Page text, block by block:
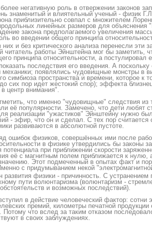
негативную роль в отвержении законов
знаменитый и влиятельный ученый - физик
приблизительно совпал с множителем
линейных размеров для объяснения
закона предполагаемого увеличения
во введении общего принципа
них и без критического анализа перенесли
читатель работы Эйнштейна мог бы заметить,
принципа относительности, а постулировал
последствия его введения. А
механики; появлялись чудовищные монстры в
симбиоза пространства и времени, которое к
сих пор идет жестокий спор); эффекта
центр внимания".
что именно "чудовищные" следствия из
её популярности. Замечено, что дети любят
реализации "ужастиков" Эйнштейну нужно
- эфир, что он и сделал. С тех пор
развиваются в абсолютной пустоте.
ошибок физиков, совершённых ими после
в физике утвердились бы законы
потенциала при приближении скорости
её с магнитным полем приближается к нулю,
Этот подмеченный в опытах факт и
с придумыванием некой "электромагнитн
развития физики - причинность. С
пути волюнтаризма (волюнтаризм -
и возможных последствий).
в действие человеческий фактор: сотни
премий, километры печатной
Потому что вслед за таким отказом
в своих заблуждениях.